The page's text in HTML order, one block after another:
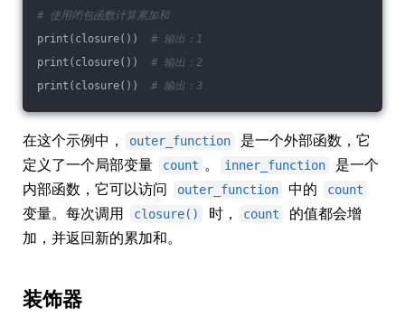
# 使用闭包函数计算累加和
print(closure()) # 输出：1
print(closure()) # 输出：2
print(closure()) # 输出：3
在这个示例中， outer_function
是一个外部函数，它
定义了一个局部变量
count 。 inner_function
是一个
内部函数，它可以访问
outer_function 中的 count
变量。每次调用 closure() 时， count
的值都会增
加，并返回新的累加和。
装饰器